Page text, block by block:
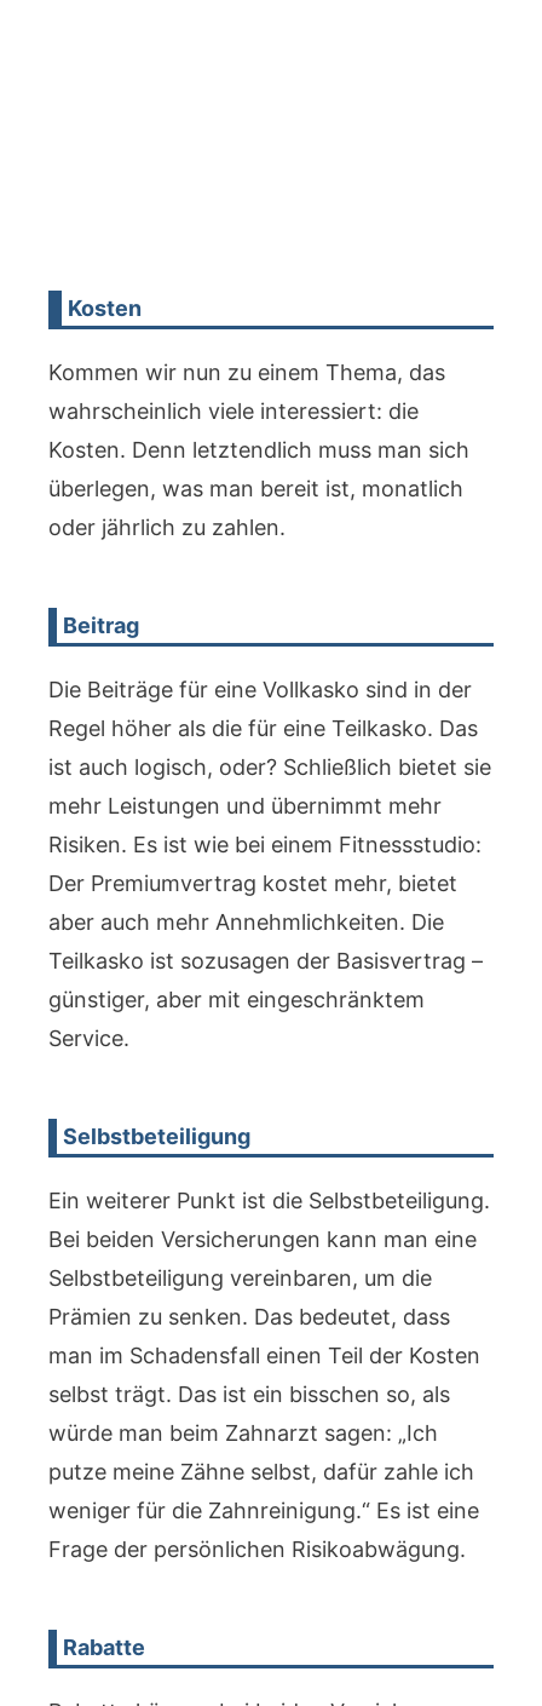
Kosten
Kommen wir nun zu einem Thema, das
wahrscheinlich viele interessiert: die
Kosten. Denn letztendlich muss man sich
überlegen, was man bereit ist, monatlich
oder jährlich zu zahlen.
Beitrag
Die Beiträge für eine Vollkasko sind in der
Regel höher als die für eine Teilkasko. Das
ist auch logisch, oder? Schließlich bietet sie
mehr Leistungen und übernimmt mehr
Risiken. Es ist wie bei einem Fitnessstudio:
Der Premiumvertrag kostet mehr, bietet
aber auch mehr Annehmlichkeiten. Die
Teilkasko ist sozusagen der Basisvertrag –
günstiger, aber mit eingeschränktem
Service.
Selbstbeteiligung
Ein weiterer Punkt ist die Selbstbeteiligung.
Bei beiden Versicherungen kann man eine
Selbstbeteiligung vereinbaren, um die
Prämien zu senken. Das bedeutet, dass
man im Schadensfall einen Teil der Kosten
selbst trägt. Das ist ein bisschen so, als
würde man beim Zahnarzt sagen: „Ich
putze meine Zähne selbst, dafür zahle ich
weniger für die Zahnreinigung.“ Es ist eine
Frage der persönlichen Risikoabwägung.
Rabatte